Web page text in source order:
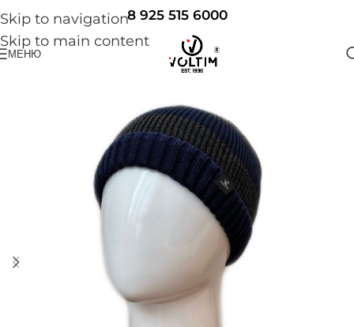
Skip to navigation
Skip to main content
8 925 515 6000
МЕНЮ